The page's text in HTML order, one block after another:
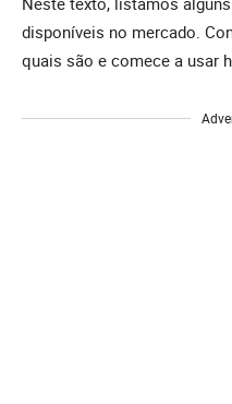
disponíveis no mercado.
quais são e comece a usar